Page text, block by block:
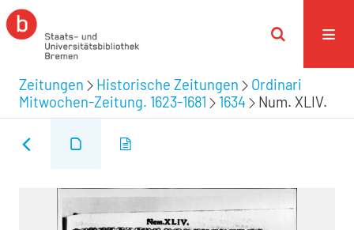
Zeitungen Historische Zeitungen
Ordinari
Mitwochen-Zeitung. 1623-1681
1634 Num. XLIV.